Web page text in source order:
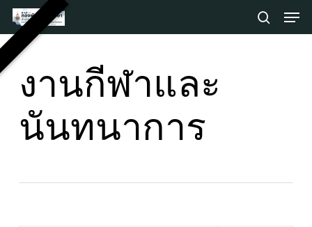
Skip
main
content
งานกีฬาและ
นันทนาการ